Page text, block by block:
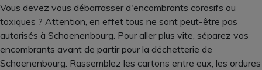
Vous devez vous débarrasser d'encombrants corosifs ou
toxiques ? Attention, en effet tous ne sont peut-être pas
autorisés à Schoenenbourg. Pour aller plus vite, séparez vos
encombrants avant de partir pour la déchetterie de
Schoenenbourg. Rassemblez les cartons entre eux, les ordures